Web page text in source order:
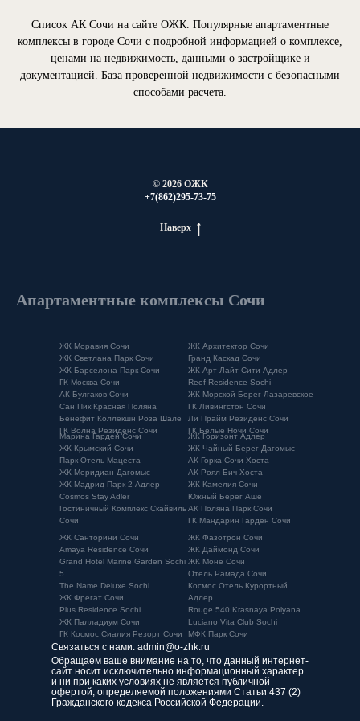
Список АК Сочи на сайте ОЖК. Популярные апартаментные
комплексы в городе Сочи с подробной информацией о комплексе,
ценами на недвижимость, данными о застройщике и
документацией. База проверенной недвижимости с безопасными
способами расчета.
© 2026 ОЖК
+7(862)295-73-75
Наверх
Апартаментные комплексы Сочи
ЖК Моравия Сочи
ЖК Светлана Парк Сочи
ЖК Барселона Парк Сочи
ГК Москва Сочи
АК Булгаков Сочи
Сан Пик Красная Поляна
Бенефит Коллекшн Роза Шале
ГК Волна Резиденс Сочи
ЖК Архитектор Сочи
Гранд Каскад Сочи
ЖК Арт Лайт Сити Адлер
Reef Residence Sochi
ЖК Морской Берег Лазаревское
ГК Ливингстон Сочи
Ли Прайм Резиденс Сочи
ГК Белые Ночи Сочи
Марина Гарден Сочи
ЖК Крымский Сочи
Парк Отель Мацеста
ЖК Меридиан Дагомыс
ЖК Мадрид Парк 2 Адлер
Cosmos Stay Adler
Гостиничный Комплекс Скайвиль
Сочи
ЖК Горизонт Адлер
ЖК Чайный Берег Дагомыс
АК Горка Сочи Хоста
АК Роял Бич Хоста
ЖК Камелия Сочи
Южный Берег Аше
АК Поляна Парк Сочи
ГК Мандарин Гарден Сочи
ЖК Санторини Сочи
Amaya Residence Сочи
Grand Hotel Marine Garden Sochi
5
The Name Deluxe Sochi
ЖК Фрегат Сочи
Plus Residence Sochi
ЖК Палладиум Сочи
ГК Космос Сиалия Резорт Сочи
5*
ЖК Фазотрон Сочи
ЖК Даймонд Сочи
ЖК Моне Сочи
Отель Рамада Сочи
Космос Отель Курортный
Адлер
Rouge 540 Krasnaya Polyana
Luciano Vita Club Sochi
МФК Парк Сочи
Обращаем ваше внимание на то, что данный интернет-
сайт носит исключительно информационный характер
и ни при каких условиях не является публичной
офертой, определяемой положениями Статьи 437 (2)
Гражданского кодекса Российской Федерации.
Связаться с нами: admin@o-zhk.ru